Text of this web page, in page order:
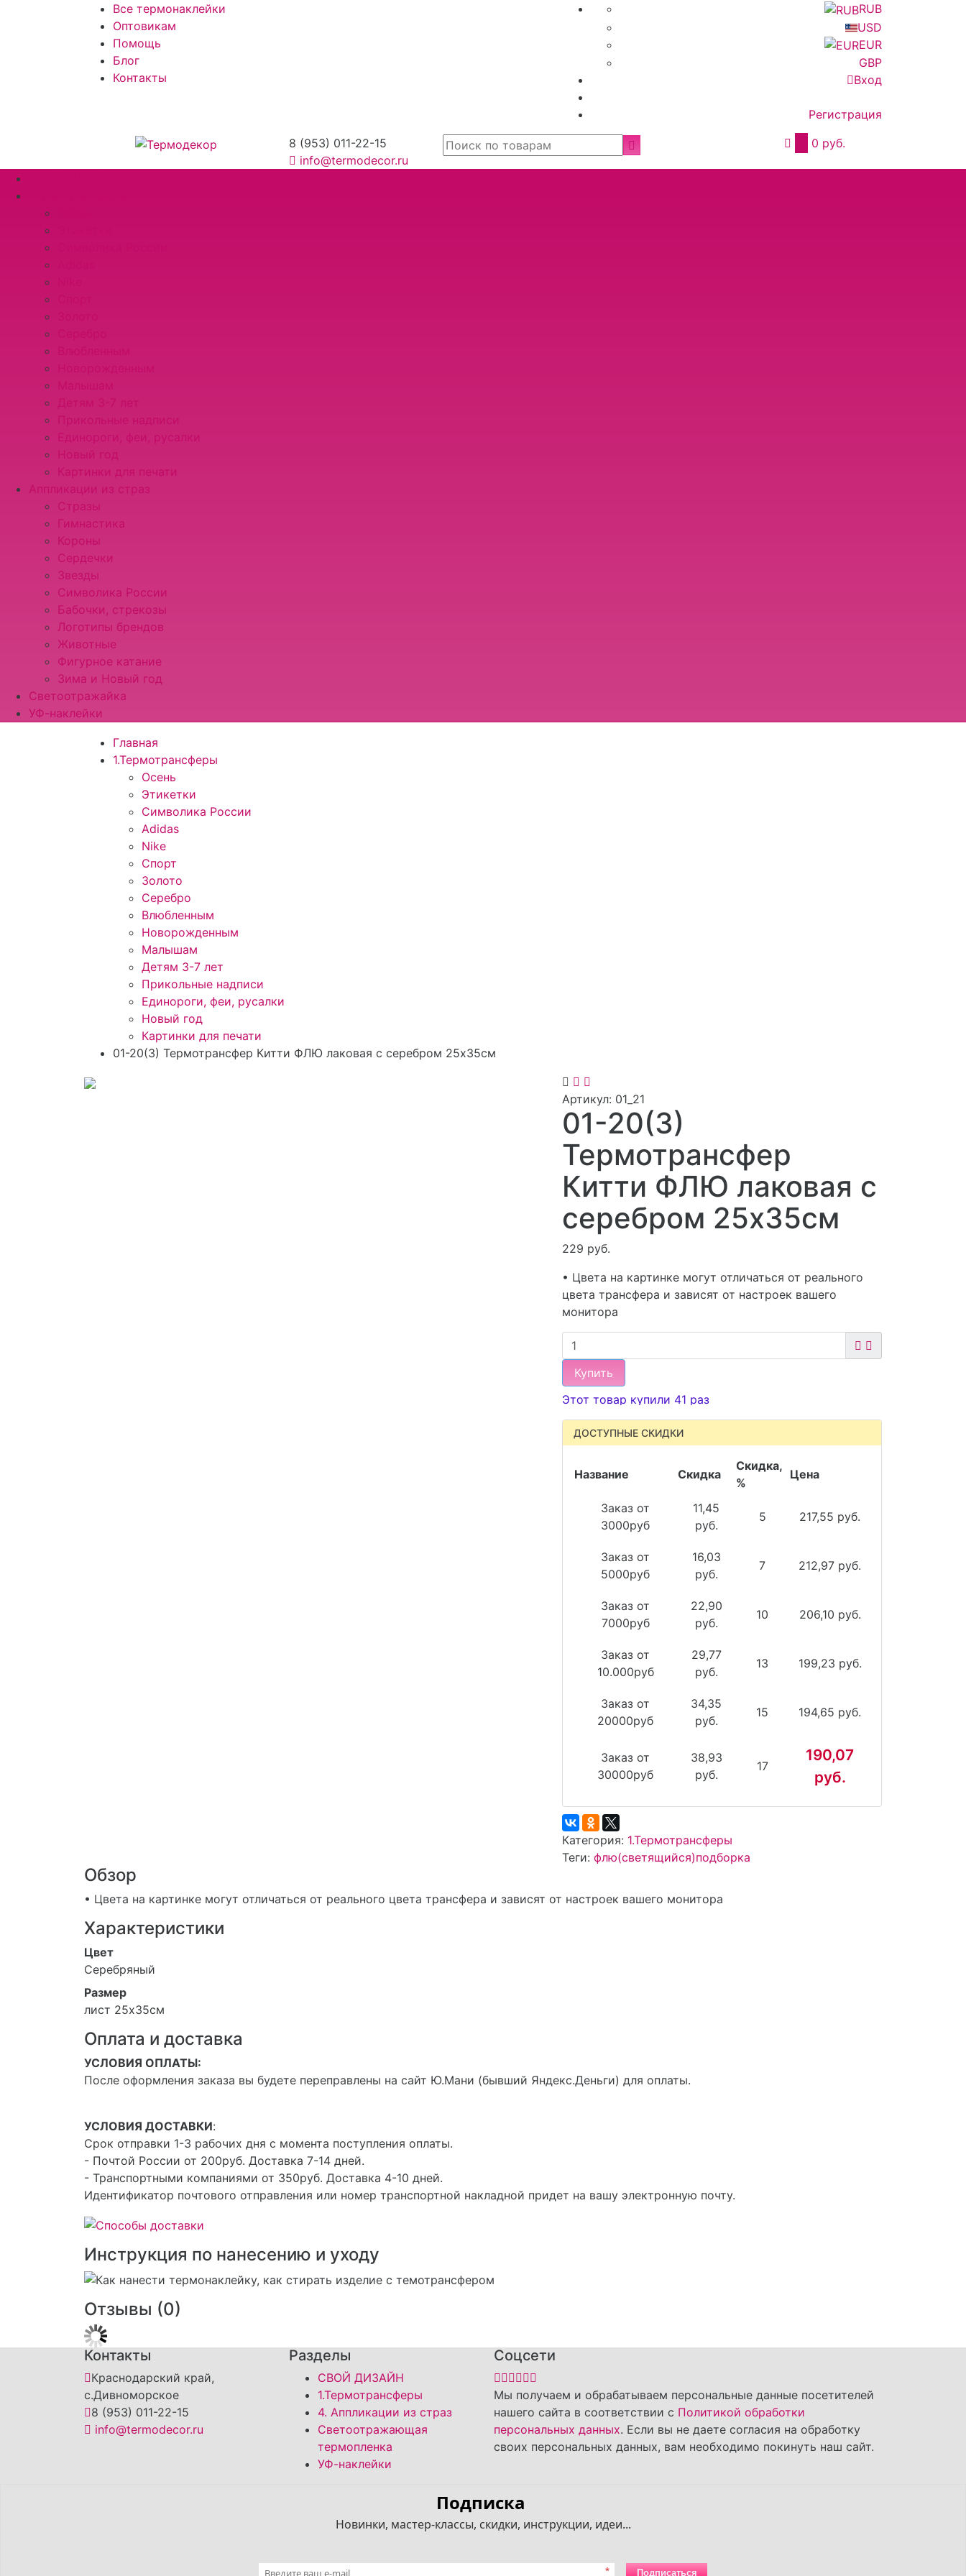
Все термонаклейки
Оптовикам
Помощь
Блог
Контакты
RUB
USD
EUR
GBP
Вход
Регистрация
8 (953) 011-22-15
info@termodecor.ru
0 руб.
Детям 3-7 лет
Прикольные надписи
Единороги, феи, русалки
Новый год
Картинки для печати
Аппликации из страз
Стразы
Гимнастика
Короны
Сердечки
Звезды
Символика России
Бабочки, стрекозы
Логотипы брендов
Животные
Фигурное катание
Зима и Новый год
Светоотражайка
УФ-наклейки
Главная
1.Термотрансферы
Осень
Этикетки
Символика России
Adidas
Nike
Спорт
Золото
Серебро
Влюбленным
Новорожденным
Малышам
Детям 3-7 лет
Прикольные надписи
Единороги, феи, русалки
Новый год
Картинки для печати
01-20(3) Термотрансфер Китти ФЛЮ лаковая с серебром 25х35см
Артикул: 01_21
01-20(3)
Термотрансфер
Китти ФЛЮ лаковая с
серебром 25х35см
229 руб.
• Цвета на картинке могут отличаться от реального
цвета трансфера и зависят от настроек вашего
монитора
Купить
Этот товар купили 41 раз
ДОСТУПНЫЕ СКИДКИ
Название Скидка
Скидка,
%
Цена
Заказ от
3000руб
11,45
руб.
5 217,55 руб.
Заказ от
5000руб
16,03
руб.
7 212,97 руб.
Заказ от
7000руб
22,90
руб.
10 206,10 руб.
Заказ от
10.000руб
29,77
руб.
13 199,23 руб.
Заказ от
20000руб
34,35
руб.
15 194,65 руб.
Заказ от
30000руб
38,93
руб.
17
190,07
руб.
Категория: 1.Термотрансферы
Теги: флю(светящийся)подборка
Обзор
• Цвета на картинке могут отличаться от реального цвета трансфера и зависят от настроек вашего монитора
Характеристики
Цвет
Серебряный
Размер
лист 25х35см
Оплата и доставка
УСЛОВИЯ ОПЛАТЫ:
После оформления заказа вы будете переправлены на сайт Ю.Мани (бывший Яндекс.Деньги) для оплаты.
УСЛОВИЯ ДОСТАВКИ:
Срок отправки 1-3 рабочих дня с момента поступления оплаты.
- Почтой России от 200руб. Доставка 7-14 дней.
- Транспортными компаниями от 350руб. Доставка 4-10 дней.
Идентификатор почтового отправления или номер транспортной накладной придет на вашу электронную почту.
Инструкция по нанесению и уходу
Отзывы (0)
Контакты
Краснодарский край,
с.Дивноморское
8 (953) 011-22-15
info@termodecor.ru
Разделы
СВОЙ ДИЗАЙН
1.Термотрансферы
4. Аппликации из страз
Светоотражающая
термопленка
УФ-наклейки
Соцсети
Мы получаем и обрабатываем персональные данные посетителей
нашего сайта в соответствии с Политикой обработки
персональных данных. Если вы не даете согласия на обработку
своих персональных данных, вам необходимо покинуть наш сайт.
Подписка
Новинки, мастер-классы, скидки, инструкции, идеи...
* Подписаться